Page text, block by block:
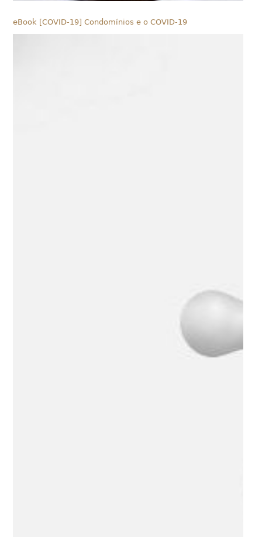
eBook [COVID-19] Condomínios e o COVID-19